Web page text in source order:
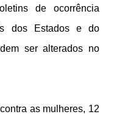
de ocorrência
dos Estados e do
ser alterados no
as mulheres, 12